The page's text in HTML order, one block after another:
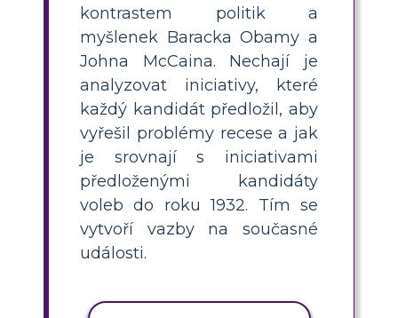
kontrastem politik a
myšlenek Baracka Obamy a
Johna McCaina. Nechají je
analyzovat iniciativy, které
každý kandidát předložil, aby
vyřešil problémy recese a jak
je srovnají s iniciativami
předloženými kandidáty
voleb do roku 1932. Tím se
vytvoří vazby na současné
události.